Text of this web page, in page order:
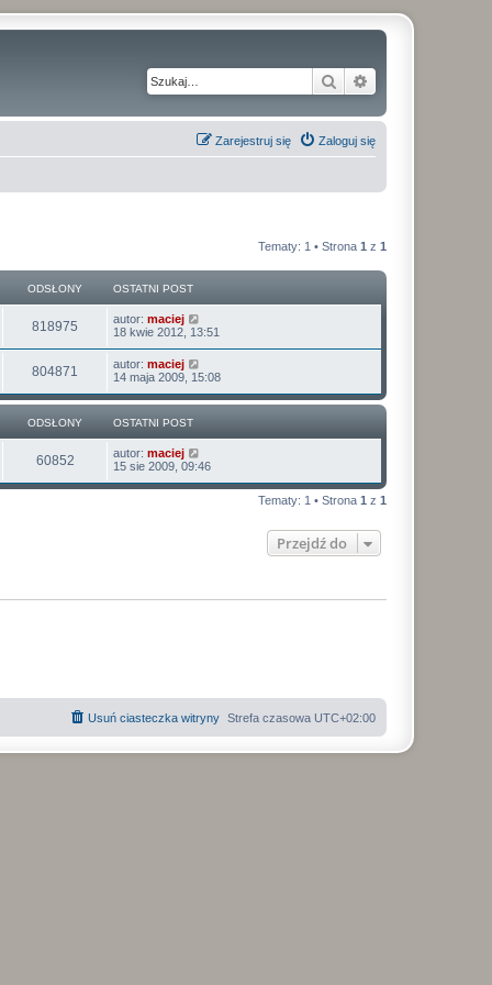
Szukaj
Zaloguj się
Zarejestruj się
Tematy: 1 • Strona 1 z 1
ODSŁONY OSTATNI POST
818975
d
o
O
s
t
n
i
o
s
t
autor: maciej
18 kwie 2012, 13:51
804871
d
s
o
O
s
a
n
i
p
o
s
autor: maciej
14 maja 2009, 15:08
ODSŁONY OSTATNI POST
60852O
d
n
O
s
a
autor: maciej
15 sie 2009, 09:46
Tematy: 1 • Strona 1 z 1
Przejdź do
Strefa czasowa UTC+02:00
Usuń ciasteczka witryny